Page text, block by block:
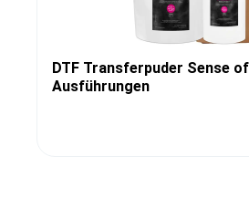
DTF Transferpuder Sense
Ausführungen